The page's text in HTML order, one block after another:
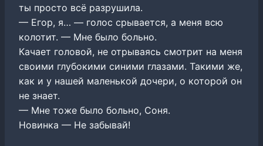
ты просто всё разрушила.
— Егор, я… — голос срывается, а меня всю
колотит. — Мне было больно.
Качает головой, не отрываясь смотрит на меня
своими глубокими синими глазами. Такими же,
как и у нашей маленькой дочери, о которой он
не знает.
— Мне тоже было больно, Соня.
Новинка — Не забывай!